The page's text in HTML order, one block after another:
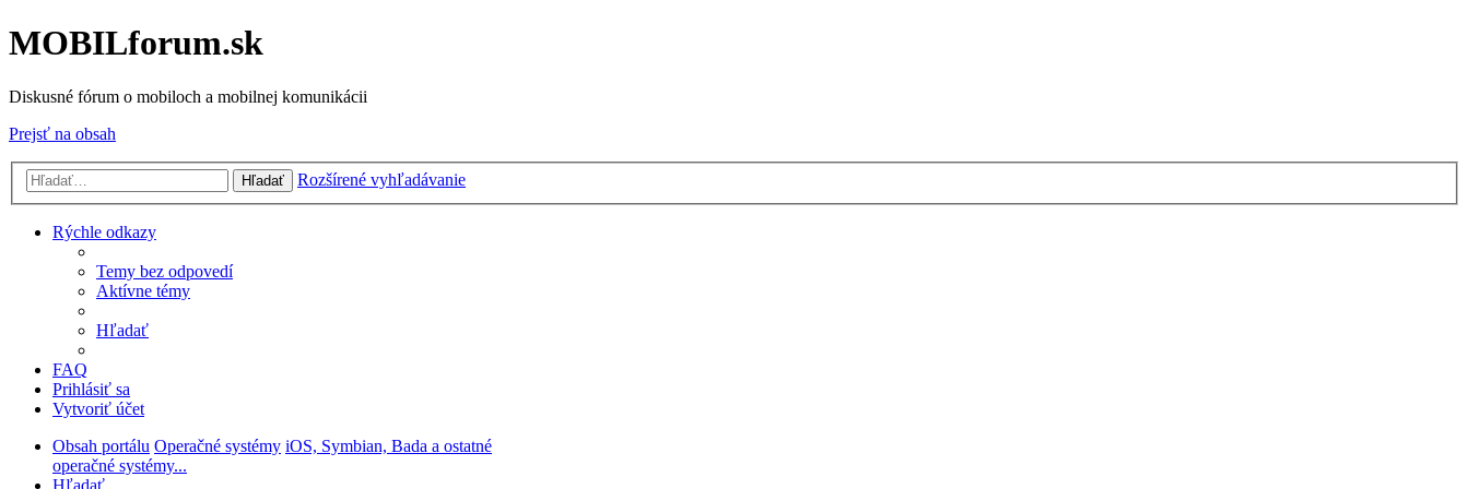
MOBILforum.sk
Diskusné fórum o mobiloch a mobilnej komunikácii
Prejsť na obsah
Hľadať Rozšírené vyhľadávanie
Rýchle odkazy
Temy bez odpovedí
Aktívne témy
Hľadať
FAQ
Prihlásiť sa
Vytvoriť účet
Obsah portálu Operačné systémy iOS, Symbian, Bada a ostatné
operačné systémy...